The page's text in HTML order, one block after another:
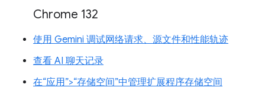
Chrome 132
使用 Gemini 调试网络请求、源文件和性能轨迹
查看 AI 聊天记录
在“应用”>“存储空间”中管理扩展程序存储空间